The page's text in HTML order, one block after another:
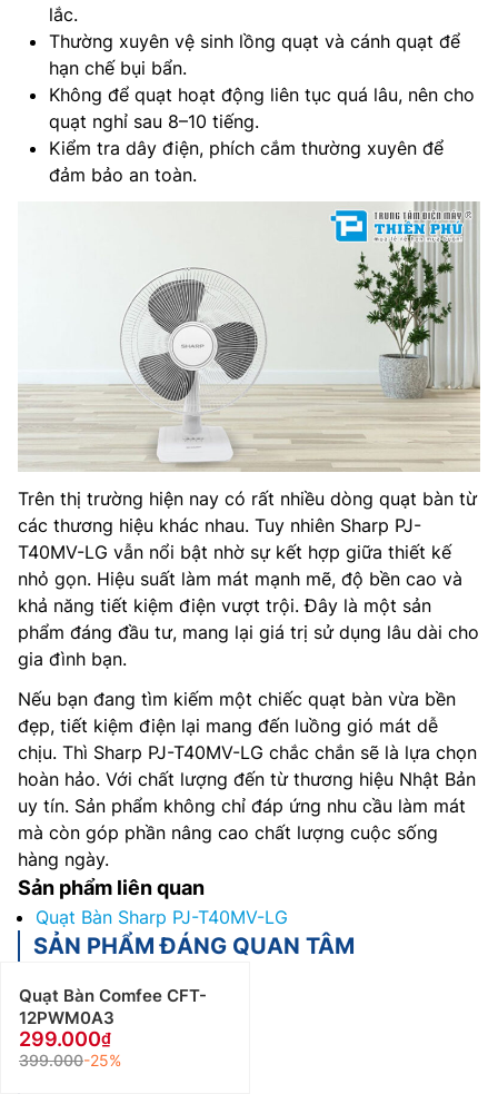
lắc.
Thường xuyên vệ sinh lồng quạt và cánh quạt để
hạn chế bụi bẩn.
Không để quạt hoạt động liên tục quá lâu, nên cho
quạt nghỉ sau 8–10 tiếng.
Kiểm tra dây điện, phích cắm thường xuyên để
đảm bảo an toàn.
Trên thị trường hiện nay có rất nhiều dòng quạt bàn từ
các thương hiệu khác nhau. Tuy nhiên Sharp PJ-
T40MV-LG vẫn nổi bật nhờ sự kết hợp giữa thiết kế
nhỏ gọn. Hiệu suất làm mát mạnh mẽ, độ bền cao và
khả năng tiết kiệm điện vượt trội. Đây là một sản
phẩm đáng đầu tư, mang lại giá trị sử dụng lâu dài cho
gia đình bạn.
Nếu bạn đang tìm kiếm một chiếc quạt bàn vừa bền
đẹp, tiết kiệm điện lại mang đến luồng gió mát dễ
chịu. Thì Sharp PJ-T40MV-LG chắc chắn sẽ là lựa chọn
hoàn hảo. Với chất lượng đến từ thương hiệu Nhật Bản
uy tín. Sản phẩm không chỉ đáp ứng nhu cầu làm mát
mà còn góp phần nâng cao chất lượng cuộc sống
hàng ngày.
Sản phẩm liên quan
Quạt Bàn Sharp PJ-T40MV-LG
SẢN PHẨM ĐÁNG QUAN TÂM
Quạt Bàn Comfee CFT-
12PWM0A3
299.000
399.000-25%